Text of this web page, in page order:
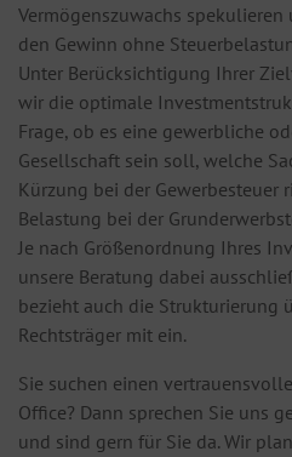
Vermögenszuwachs
den Gewinn ohne
Unter Berücksichtigung Ihrer
wir die optimale
Frage, ob es eine gewerbliche
Gesellschaft sein soll, welche
Kürzung bei der Gewerbesteuer
Belastung bei der
Je nach Größenordnung Ihres
unsere Beratung dabei
bezieht auch die Strukturierung
Rechtsträger mit ein.
Sie suchen einen
Office? Dann sprechen Sie uns
und sind gern für Sie da. Wir